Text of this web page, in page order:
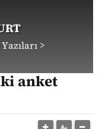
>
anket